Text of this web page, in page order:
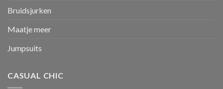
Bruidsjurken
Maatje meer
Jumpsuits
CASUAL CHIC